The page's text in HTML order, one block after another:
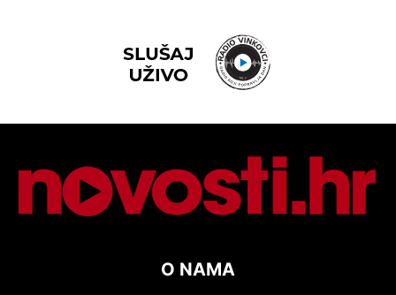
O NAMA